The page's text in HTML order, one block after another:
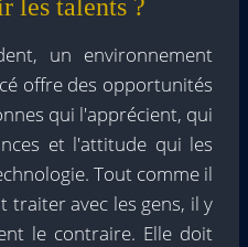
les talents ?
un environnement
offre des opportunités
qui l'apprécient, qui
et l'attitude qui les
Tout comme il
traiter avec les gens, il y
le contraire. Elle doit